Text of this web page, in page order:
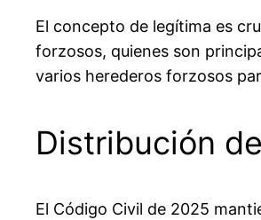
El concepto de legítima es
forzosos, quienes son
varios herederos forzosos
Distribución
El Código Civil de 2025